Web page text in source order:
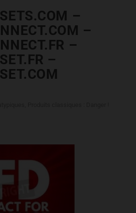
–
–
–
–